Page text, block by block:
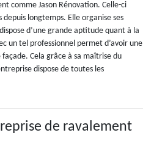
comme Jason Rénovation. Celle-ci
longtemps. Elle organise ses
d’une grande aptitude quant à la
un tel professionnel permet d’avoir une
Cela grâce à sa maîtrise du
dispose de toutes les
de ravalement